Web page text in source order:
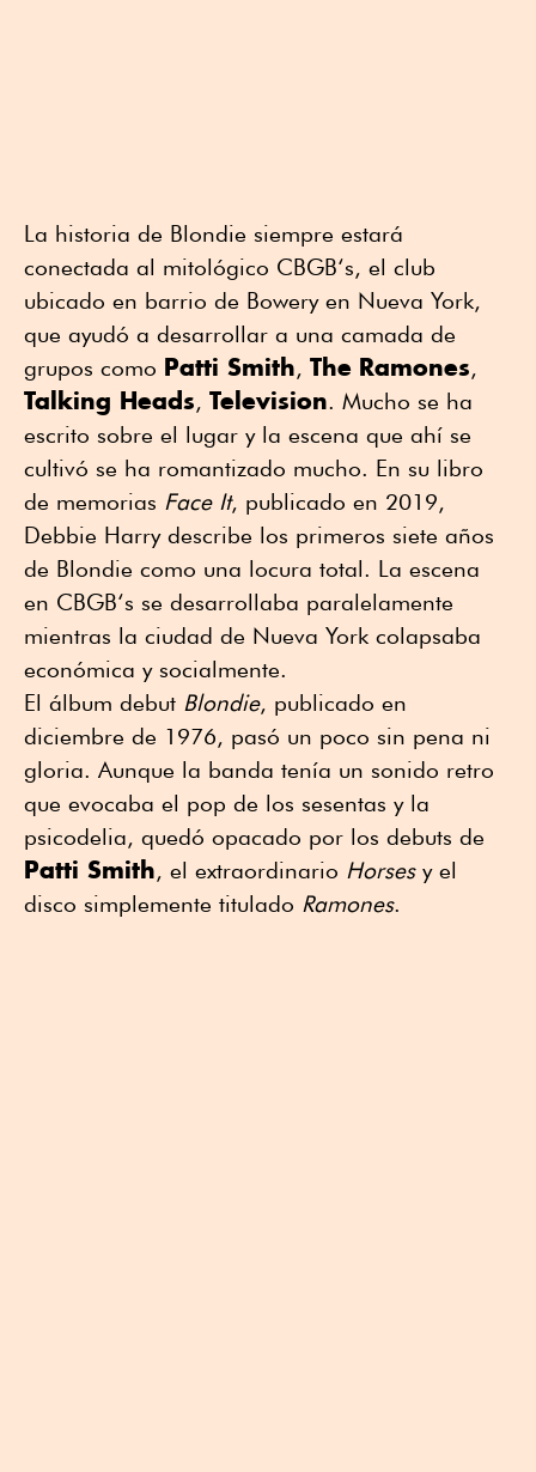
La historia de Blondie siempre estará
conectada al mitológico CBGB‘s, el club
ubicado en barrio de Bowery en Nueva York,
que ayudó a desarrollar a una camada de
grupos como Patti Smith, The Ramones,
Talking Heads, Television. Mucho se ha
escrito sobre el lugar y la escena que ahí se
cultivó se ha romantizado mucho. En su libro
de memorias Face It, publicado en 2019,
Debbie Harry describe los primeros siete años
de Blondie como una locura total. La escena
en CBGB‘s se desarrollaba paralelamente
mientras la ciudad de Nueva York colapsaba
económica y socialmente.
El álbum debut Blondie, publicado en
diciembre de 1976, pasó un poco sin pena ni
gloria. Aunque la banda tenía un sonido retro
que evocaba el pop de los sesentas y la
psicodelia, quedó opacado por los debuts de
Patti Smith, el extraordinario Horsesy el
disco simplemente titulado Ramones.